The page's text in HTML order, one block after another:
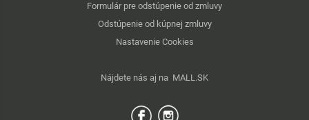
Formulár pre odstúpenie od zmluvy
Odstúpenie od kúpnej zmluvy
Nastavenie Cookies
Nájdete nás aj na MALL.SK